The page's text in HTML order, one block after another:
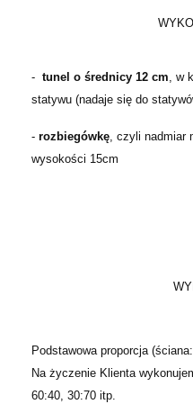
- tunel o średnicy 12 cm, w
statywu (nadaje się do
- rozbiegówkę, czyli nadmiar
wysokości 15cm
Podstawowa proporcja
Na życzenie Klienta
60:40, 30:70 itp.